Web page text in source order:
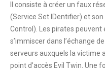
Il consiste à créer un faux
(Service Set IDentifier) et
Control). Les pirates
s’immiscer dans l’échange
serveurs auxquels la victime
point d’accès Evil Twin. Une